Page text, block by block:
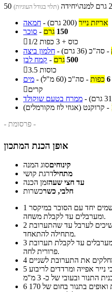
(תלוי בגודל העוגיות)
חמאה - אריזת נייר (200 גרם)
סוכר - 150 גרם

1/2 כוס + 3 כפות
חלמון ביצה - - סה"כ (36 גרם)
קמח לבן - 500 גרם

3.5 כוסות
מים - 6 כפות - סה"כ (60 מ"ל)
קרים
ממרח בטעם שוקולד -
קרוקנט (אגוזי לוז מקורמלים) -
- פרסומת -
אופן הכנת המתכון
קינוחיםסוג המנה
מתחילדרגת קושי
עד חצי שעהזמן הכנה
חלבי, כשרכשרות
1
ומערבלים עד לקבלת משחה.
2
מתחילה להתאחד.
3
פרורית לחה.
4
5
6